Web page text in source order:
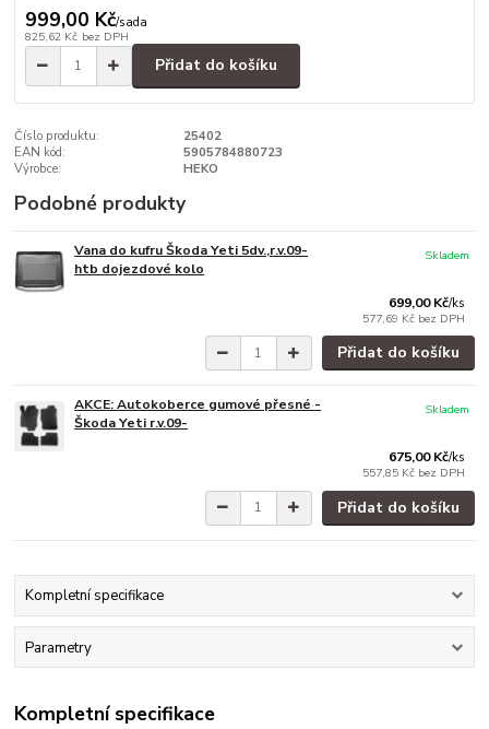
999,00 Kč/sada
825,62 Kč bez DPH
Přidat do košíku
Číslo produktu:
25402
EAN kód:
5905784880723
Výrobce:
HEKO
Podobné produkty
Vana do kufru Škoda Yeti 5dv.,r.v.09-
htb dojezdové kolo
699,00 Kč/ks
577,69 Kč bez DPH
Skladem
Přidat do košíku
AKCE: Autokoberce gumové přesné -
Škoda Yeti r.v.09-
675,00 Kč/ks
557,85 Kč bez DPH
Skladem
Přidat do košíku
Kompletní specifikace
Parametry
Kompletní specifikace